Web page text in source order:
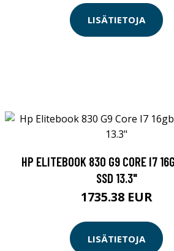
LISÄTIETOJA
HP ELITEBOOK 830 G9 CORE I7
SSD 13.3"
1735.38 EUR
LISÄTIETOJA